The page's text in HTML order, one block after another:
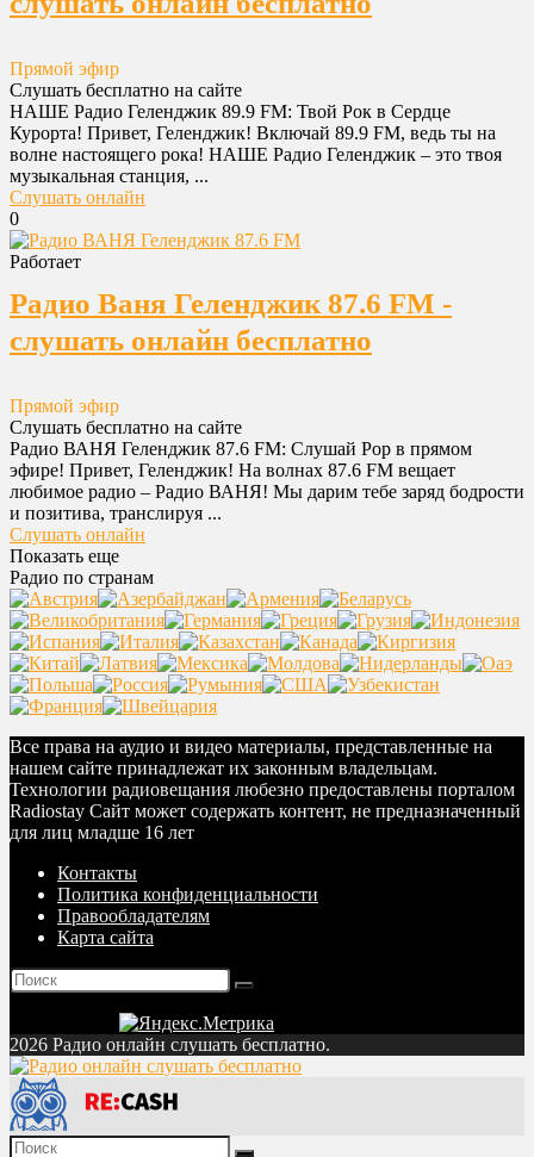
Прямой эфир
Слушать бесплатно на сайте
НАШЕ Радио Геленджик 89.9 FM: Твой Рок в Сердце
Курорта! Привет, Геленджик! Включай 89.9 FM, ведь ты на
волне настоящего рока! НАШЕ Радио Геленджик – это твоя
музыкальная станция, ...
Слушать онлайн
0
Работает
Радио Ваня Геленджик 87.6 FM -
слушать онлайн бесплатно
Прямой эфир
Слушать бесплатно на сайте
Радио ВАНЯ Геленджик 87.6 FM: Слушай Pop в прямом
эфире! Привет, Геленджик! На волнах 87.6 FM вещает
любимое радио – Радио ВАНЯ! Мы дарим тебе заряд бодрости
и позитива, транслируя ...
Слушать онлайн
Показать еще
Радио по странам
Все права на аудио и видео материалы, представленные на
нашем сайте принадлежат их законным владельцам.
Технологии радиовещания любезно предоставлены порталом
Radiostay Сайт может содержать контент, не предназначенный
для лиц младше 16 лет
Контакты
Политика конфиденциальности
Правообладателям
Карта сайта
2026 Радио онлайн слушать бесплатно.